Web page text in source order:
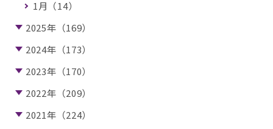
1月（14）
2025年（169）
2024年（173）
2023年（170）
2022年（209）
2021年（224）